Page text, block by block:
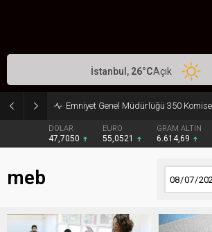
Emniyet Genel Müdürlüğü 350
DOLAR
47,7050
EURO
55,0521
GRAM ALTIN
6.614,69
İstanbul, 26°CAçık
meb